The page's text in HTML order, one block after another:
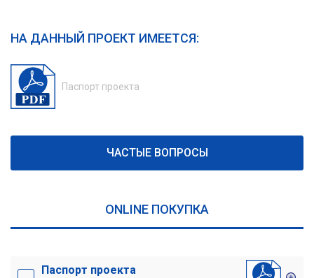
НА ДАННЫЙ ПРОЕКТ ИМЕЕТСЯ:
Паспорт проекта
ЧАСТЫЕ ВОПРОСЫ
ONLINE ПОКУПКА
Паспорт проекта